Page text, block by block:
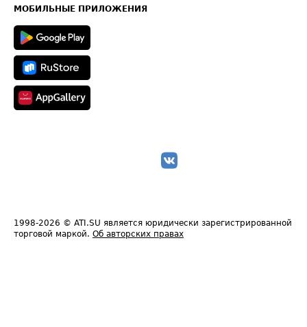
Техническая информация
МОБИЛЬНЫЕ ПРИЛОЖЕНИЯ
1998-2026 © ATI.SU является юридически зарегистрированной
торговой маркой. Об авторских правах